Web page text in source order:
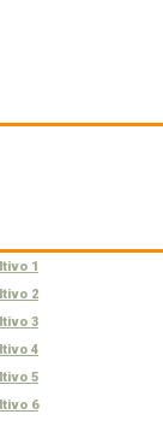
1
2
3
4
5
6